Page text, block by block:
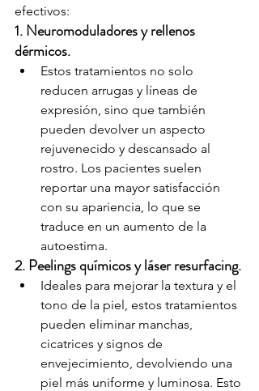
efectivos:
1. Neuromoduladores y rellenos
dérmicos.
Estos tratamientos no solo
reducen arrugas y líneas de
expresión, sino que también
pueden devolver un aspecto
rejuvenecido y descansado al
rostro. Los pacientes suelen
reportar una mayor satisfacción
con su apariencia, lo que se
traduce en un aumento de la
autoestima.
2. Peelings químicos y láser resurfacing.
Ideales para mejorar la textura y el
tono de la piel, estos tratamientos
pueden eliminar manchas,
cicatrices y signos de
envejecimiento, devolviendo una
piel más uniforme y luminosa. Esto